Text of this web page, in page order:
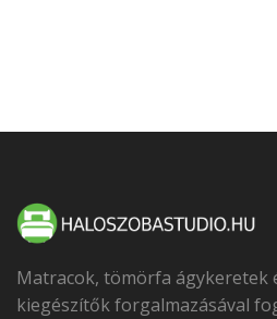
Matracok, tömörfa ágykeretek
kiegészítők forgalmazásával